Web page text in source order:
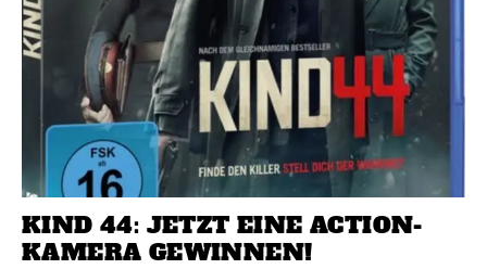
KIND 44: JETZT EINE ACTION-
KAMERA GEWINNEN!